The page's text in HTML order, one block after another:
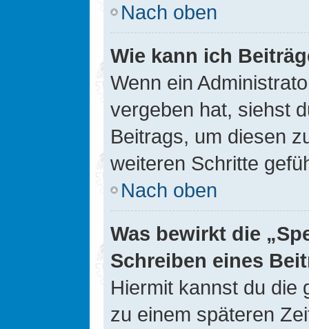
Nach oben
Wie kann ich
Wenn ein
vergeben hat, siehst
Beitrags, um diesen
weiteren Schritte
Nach oben
Was bewirkt die
Schreiben eines
Hiermit kannst du die
zu einem späteren